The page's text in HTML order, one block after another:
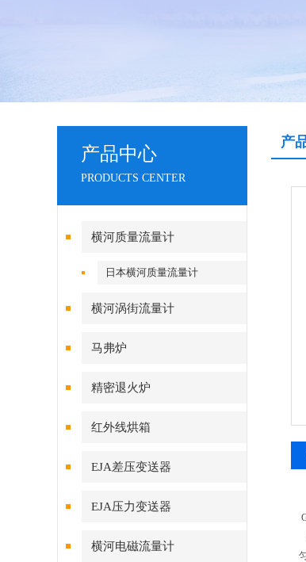
产品中心
PRODUCTS CENTER
横河质量流量计
日本横河质量流量计
横河涡街流量计
马弗炉
精密退火炉
红外线烘箱
EJA差压变送器
EJA压力变送器
横河电磁流量计
产